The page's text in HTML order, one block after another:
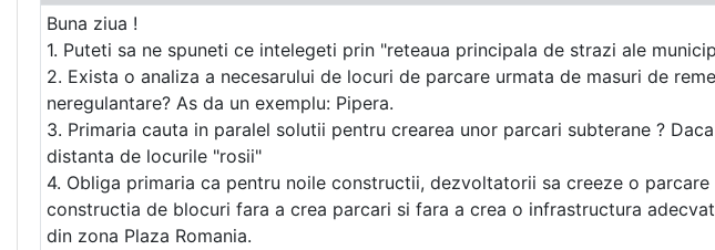
Buna ziua !
1. Puteti sa ne spuneti ce intelegeti prin "reteaua principala de strazi ale
2. Exista o analiza a necesarului de locuri de parcare urmata de masuri de
neregulantare? As da un exemplu: Pipera.
3. Primaria cauta in paralel solutii pentru crearea unor parcari subterane ?
distanta de locurile "rosii"
4. Obliga primaria ca pentru noile constructii, dezvoltatorii sa creeze o
constructia de blocuri fara a crea parcari si fara a crea o infrastructura
din zona Plaza Romania.